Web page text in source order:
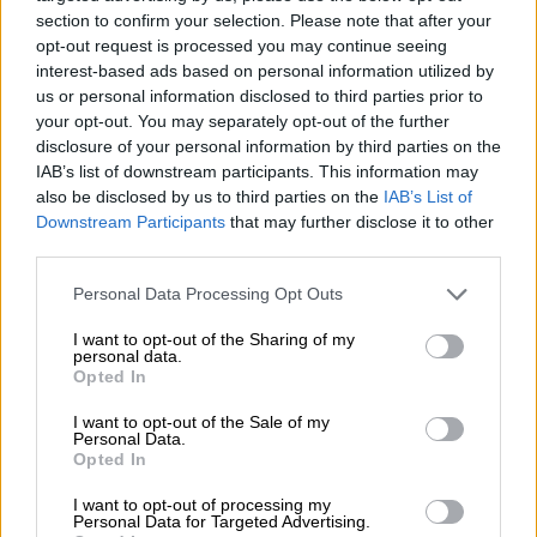
section to confirm your selection. Please note that after your
opt-out request is processed you may continue seeing
interest-based ads based on personal information utilized by
us or personal information disclosed to third parties prior to
your opt-out. You may separately opt-out of the further
disclosure of your personal information by third parties on the
IAB’s list of downstream participants. This information may
also be disclosed by us to third parties on the IAB’s List of
Downstream Participants that may further disclose it to other
Please note that this website/app uses one or more Google
not limited to your visit or usage behaviour. You may click to
grant or deny consent to Google and its third-party tags to
use your data for below specified purposes in below Google
consent section.
Personal Data Processing Opt Outs
I want to opt-out of the Sharing of my
personal data.
Opted In
I want to opt-out of the Sale of my
Personal Data.
Opted In
I want to opt-out of processing my
Personal Data for Targeted Advertising.
συνόψισε ο Μπεν Μπέικερ, αξιωματικός
σώματος ασφαλείας στο Τέξας, κατά τη
διάρκεια συνέντευξης Τύπου.
Υπογράμμισε επίσης τον αντίκτυπο της
καταστροφής στον ψυχισμό των μελών των
σωστικών συνεργείων. «Είναι τραγικό να
γίνεσαι μάρτυρας της απώλειας μιας
ανθρώπινης ζωής. Όμως το να βλέπεις πως
είναι παιδί αυτό που έχασε τη ζωή του είναι
Στο Τέξας θα μεταβεί ο Τραμπ
Ο πρόεδροςΝτόναλντ Τραμπ
επιβεβαίωσε
πως θα μεταβεί στην πολιτεία μεθαύριο
του Μελάνια.